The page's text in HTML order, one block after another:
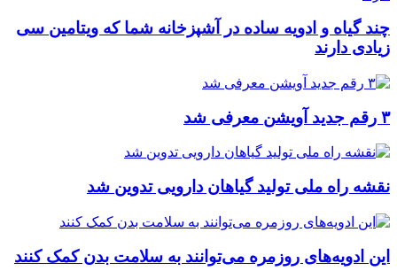
چند گیاه و ادویه ساده در آشپزخانه شما که ویتامین سی
زیادی دارند
۳ رقم جدید آویشن معرفی شد
نقشه راه ملی تولید گیاهان دارویی تدوین شد
این ادویه‌های روزمره می‌توانند به سلامت بدن کمک کنند